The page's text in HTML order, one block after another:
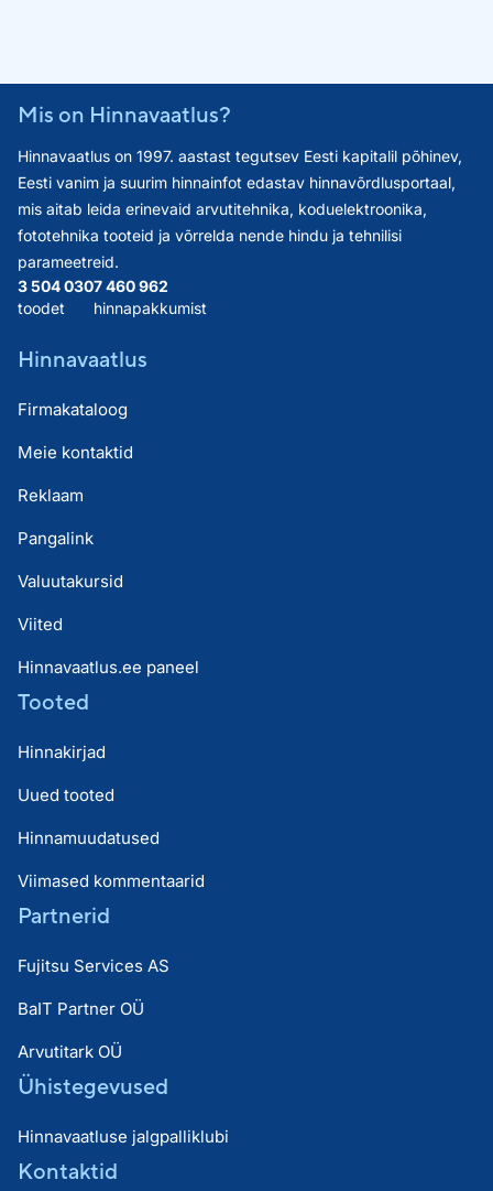
Mis on Hinnavaatlus?
Hinnavaatlus on 1997. aastast tegutsev Eesti kapitalil põhinev,
Eesti vanim ja suurim hinnainfot edastav hinnavõrdlusportaal,
mis aitab leida erinevaid arvutitehnika, koduelektroonika,
fototehnika tooteid ja võrrelda nende hindu ja tehnilisi
parameetreid.
3 504 030
toodet
7 460 962
hinnapakkumist
Hinnavaatlus
Firmakataloog
Meie kontaktid
Reklaam
Pangalink
Valuutakursid
Viited
Hinnavaatlus.ee paneel
Tooted
Hinnakirjad
Uued tooted
Hinnamuudatused
Viimased kommentaarid
Partnerid
Fujitsu Services AS
BaIT Partner OÜ
Arvutitark OÜ
Ühistegevused
Hinnavaatluse jalgpalliklubi
Kontaktid